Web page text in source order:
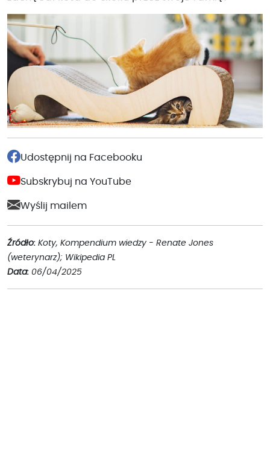
Udostępnij na Facebooku
Subskrybuj na YouTube
Wyślij mailem
Źródło: Koty, Kompendium wiedzy - Renate Jones
(weterynarz); Wikipedia PL
Data: 06/04/2025